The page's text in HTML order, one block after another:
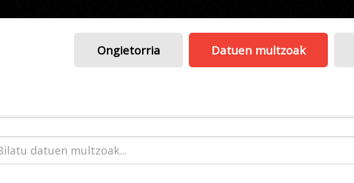
Ongietorria Datuen multzoak